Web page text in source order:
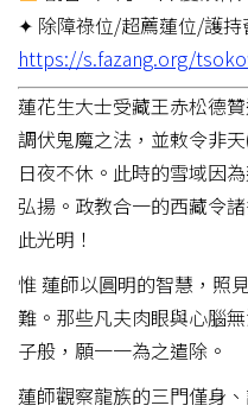
✦ 除障祿位/超薦蓮位/護持
https://s.fazang.org/
蓮花生大士受藏王赤松德
調伏鬼魔之法，並敕令非
日夜不休。此時的雪域因
弘揚。政教合一的西藏令
此光明！
惟 蓮師以圓明的智慧，照
難。那些凡夫肉眼與心腦
子般，願一一為之遣除。
蓮師觀察龍族的三門僅身